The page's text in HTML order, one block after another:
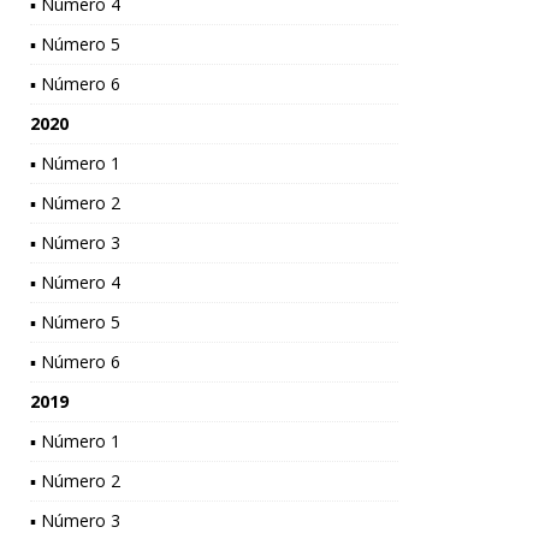
▪ Número 5
▪ Número 6
2020
▪ Número 1
▪ Número 2
▪ Número 3
▪ Número 4
▪ Número 5
▪ Número 6
2019
▪ Número 1
▪ Número 2
▪ Número 3